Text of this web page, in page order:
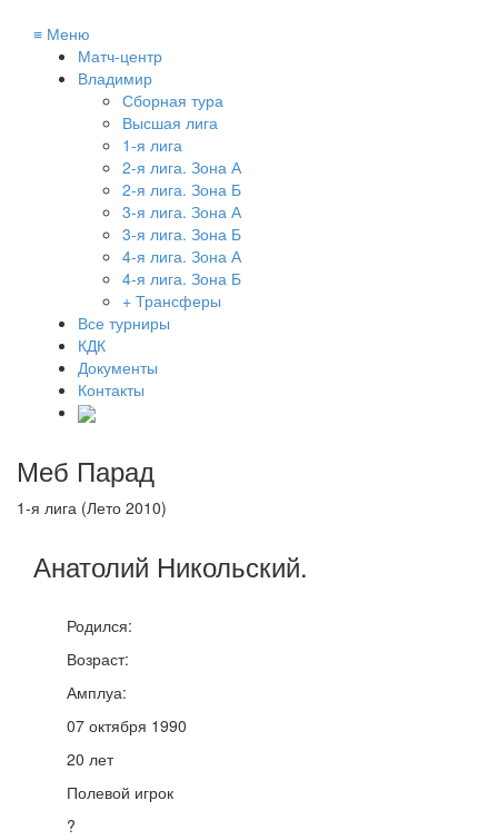
≡ Меню
Матч-центр
Владимир
Сборная тура
Высшая лига
1-я лига
2-я лига. Зона А
2-я лига. Зона Б
3-я лига. Зона А
3-я лига. Зона Б
4-я лига. Зона А
4-я лига. Зона Б
+ Трансферы
Все турниры
КДК
Документы
Контакты
Меб Парад
1-я лига (Лето 2010)
Анатолий Никольский.
Родился:
Возраст:
Амплуа:
07 октября 1990
20 лет
Полевой игрок
?